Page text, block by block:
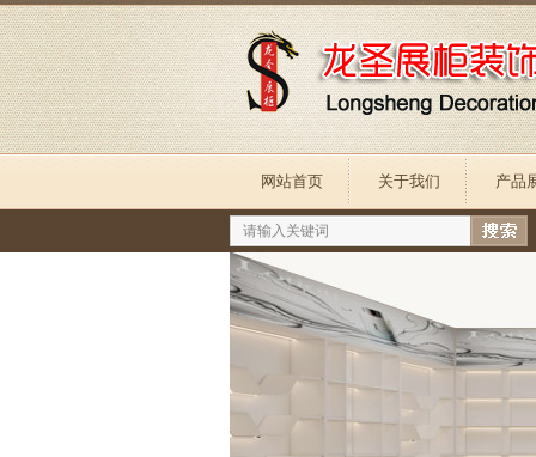
网站首页 关于我们 产品